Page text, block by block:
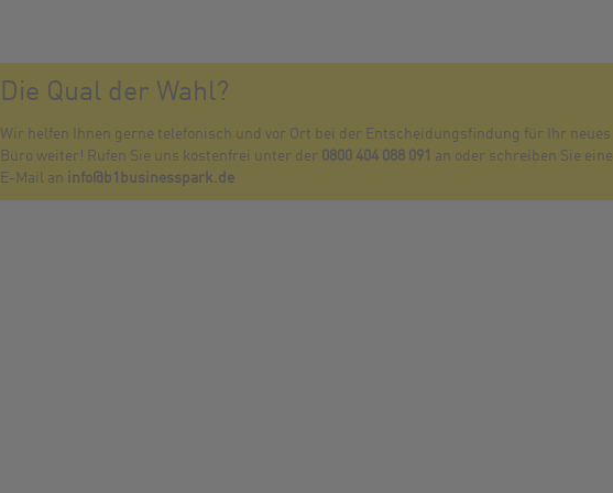
Die Qual der Wahl?
Wir helfen Ihnen gerne telefonisch und vor Ort bei der Entscheidungsfindung für Ihr neues
Büro weiter! Rufen Sie uns kostenfrei unter der 0800 404 088 091 an oder schreiben Sie eine
E-Mail an info@b1businesspark.de